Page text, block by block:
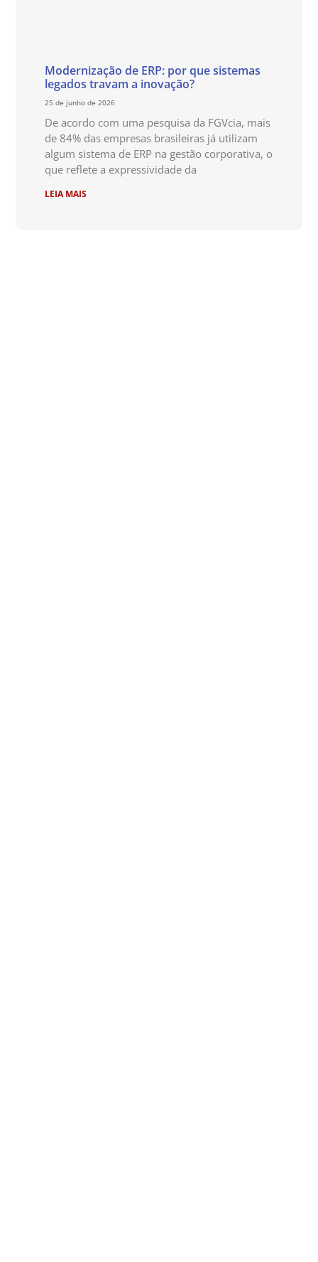
Modernização de ERP: por que sistemas
legados travam a inovação?
25 de junho de 2026
De acordo com uma pesquisa da FGVcia, mais
de 84% das empresas brasileiras já utilizam
algum sistema de ERP na gestão corporativa, o
que reflete a expressividade da
LEIA MAIS